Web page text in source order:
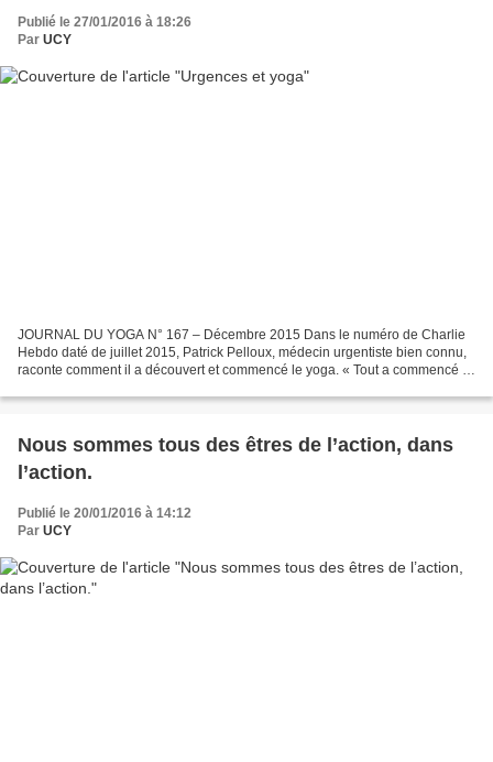
Publié le 27/01/2016 à 18:26
Par UCY
JOURNAL DU YOGA N° 167 – Décembre 2015 Dans le numéro de Charlie
Hebdo daté de juillet 2015, Patrick Pelloux, médecin urgentiste bien connu,
raconte comment il a découvert et commencé le yoga. « Tout a commencé il
Nous sommes tous des êtres de l’action, dans
l’action.
Publié le 20/01/2016 à 14:12
Par UCY